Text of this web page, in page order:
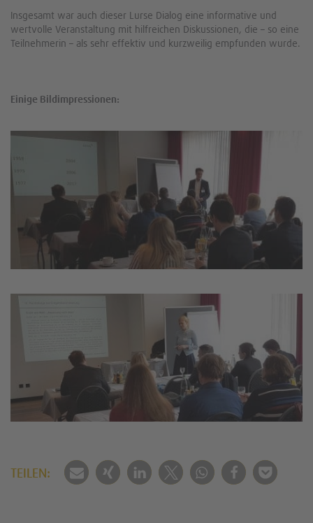
Insgesamt war auch dieser Lurse Dialog eine informative und
wertvolle Veranstaltung mit hilfreichen Diskussionen, die – so eine
Teilnehmerin – als sehr effektiv und kurzweilig empfunden wurde.
Einige Bildimpressionen:
TEILEN: